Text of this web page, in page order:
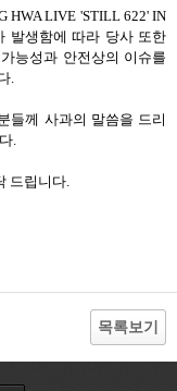
HWA LIVE 'STILL 622' IN
발생함에 따라 당사 또한
능성과 안전상의 이슈를
.
들께 사과의 말씀을 드리
.
드립니다.
목록보기